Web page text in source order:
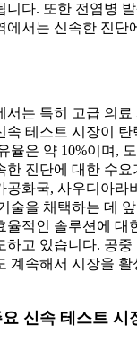
니다. 또한 전염병
에서는 신속한 진단
서는 특히 고급 의료
속 테스트 시장이
율은 약 10%이며,
한 진단에 대한 수
공화국, 사우디아라
술을 채택하는 데
율적인 솔루션에 대
하고 있습니다. 공
계속해서 시장을
신속 테스트 시